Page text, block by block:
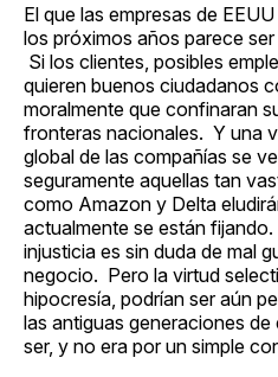
El que las empresas de
los próximos años parece
Si los clientes, posibles
quieren buenos ciudadanos
moralmente que confinaran
fronteras nacionales. Y una
global de las compañías se
seguramente aquellas tan
como Amazon y Delta
actualmente se están
injusticia es sin duda de mal
negocio. Pero la virtud
hipocresía, podrían ser aún
las antiguas generaciones
ser, y no era por un simple